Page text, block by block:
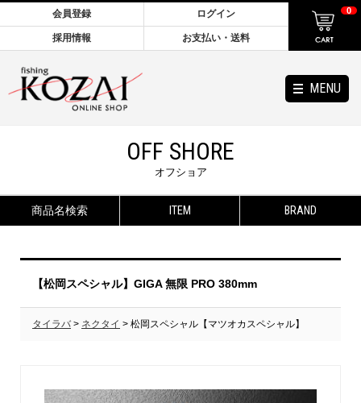
MENU
会員登録 ログイン
採用情報 お支払い・送料
0
OFF SHORE
オフショア
商品名検索 ITEM BRAND
【松岡スペシャル】GIGA 無限 PRO 380mm
タイラバ> ネクタイ > 松岡スペシャル【マツオカスペシャル】